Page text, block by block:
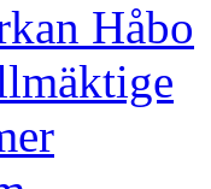
Håbo